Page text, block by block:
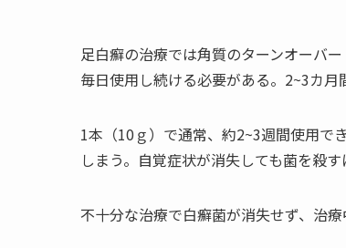
足白癬の治療では角質のターンオーバ
毎日使用し続ける必要がある。2~3カ月
1本（10ｇ）で通常、約2~3週間使用で
しまう。自覚症状が消失しても菌を殺
不十分な治療で白癬菌が消失せず、治